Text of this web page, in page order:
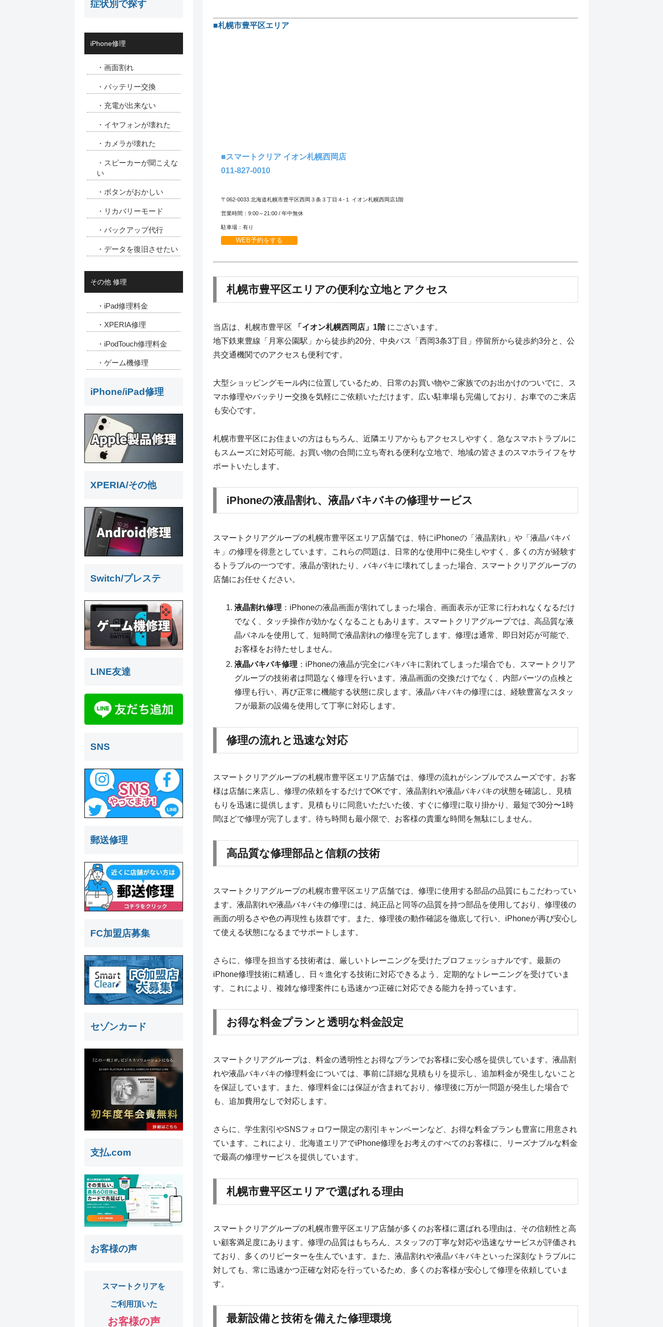
■札幌市豊平区エリア
■スマートクリア イオン札幌西岡店
011-827-0010
〒062-0033 北海道札幌市豊平区西岡３条３丁目４-１ イオン札幌西岡店1階
営業時間：9:00～21:00 / 年中無休
駐車場：有り
WEB予約をする
札幌市豊平区エリアの便利な立地とアクセス
当店は、札幌市豊平区 「イオン札幌西岡店」1階にございます。
地下鉄東豊線「月寒公園駅」から徒歩約20分、中央バス「西岡3条3丁目」停留所から徒歩約3分と、公
共交通機関でのアクセスも便利です。
大型ショッピングモール内に位置しているため、日常のお買い物やご家族でのお出かけのついでに、ス
マホ修理やバッテリー交換を気軽にご依頼いただけます。広い駐車場も完備しており、お車でのご来店
も安心です。
札幌市豊平区にお住まいの方はもちろん、近隣エリアからもアクセスしやすく、急なスマホトラブルに
もスムーズに対応可能。お買い物の合間に立ち寄れる便利な立地で、地域の皆さまのスマホライフをサ
ポートいたします。
iPhoneの液晶割れ、液晶バキバキの修理サービス
スマートクリアグループの札幌市豊平区エリア店舗では、特にiPhoneの「液晶割れ」や「液晶バキバ
キ」の修理を得意としています。これらの問題は、日常的な使用中に発生しやすく、多くの方が経験す
るトラブルの一つです。液晶が割れたり、バキバキに壊れてしまった場合、スマートクリアグループの
店舗にお任せください。
液晶割れ修理 ：iPhoneの液晶画面が割れてしまった場合、画面表示が正常に行われなくなるだけ
でなく、タッチ操作が効かなくなることもあります。スマートクリアグループでは、高品質な液
晶パネルを使用して、短時間で液晶割れの修理を完了します。修理は通常、即日対応が可能で、
お客様をお待たせしません。
液晶バキバキ修理 ：iPhoneの液晶が完全にバキバキに割れてしまった場合でも、スマートクリア
グループの技術者は問題なく修理を行います。液晶画面の交換だけでなく、内部パーツの点検と
修理も行い、再び正常に機能する状態に戻します。液晶バキバキの修理には、経験豊富なスタッ
フが最新の設備を使用して丁寧に対応します。
修理の流れと迅速な対応
スマートクリアグループの札幌市豊平区エリア店舗では、修理の流れがシンプルでスムーズです。お客
様は店舗に来店し、修理の依頼をするだけでOKです。液晶割れや液晶バキバキの状態を確認し、見積
もりを迅速に提供します。見積もりに同意いただいた後、すぐに修理に取り掛かり、最短で30分〜1時
間ほどで修理が完了します。待ち時間も最小限で、お客様の貴重な時間を無駄にしません。
高品質な修理部品と信頼の技術
スマートクリアグループの札幌市豊平区エリア店舗では、修理に使用する部品の品質にもこだわってい
ます。液晶割れや液晶バキバキの修理には、純正品と同等の品質を持つ部品を使用しており、修理後の
画面の明るさや色の再現性も抜群です。また、修理後の動作確認を徹底して行い、iPhoneが再び安心し
て使える状態になるまでサポートします。
さらに、修理を担当する技術者は、厳しいトレーニングを受けたプロフェッショナルです。最新の
iPhone修理技術に精通し、日々進化する技術に対応できるよう、定期的なトレーニングを受けていま
す。これにより、複雑な修理案件にも迅速かつ正確に対応できる能力を持っています。
お得な料金プランと透明な料金設定
スマートクリアグループは、料金の透明性とお得なプランでお客様に安心感を提供しています。液晶割
れや液晶バキバキの修理料金については、事前に詳細な見積もりを提示し、追加料金が発生しないこと
を保証しています。また、修理料金には保証が含まれており、修理後に万が一問題が発生した場合で
も、追加費用なしで対応します。
さらに、学生割引やSNSフォロワー限定の割引キャンペーンなど、お得な料金プランも豊富に用意され
ています。これにより、北海道エリアでiPhone修理をお考えのすべてのお客様に、リーズナブルな料金
で最高の修理サービスを提供しています。
札幌市豊平区エリアで選ばれる理由
スマートクリアグループの札幌市豊平区エリア店舗が多くのお客様に選ばれる理由は、その信頼性と高
い顧客満足度にあります。修理の品質はもちろん、スタッフの丁寧な対応や迅速なサービスが評価され
ており、多くのリピーターを生んでいます。また、液晶割れや液晶バキバキといった深刻なトラブルに
対しても、常に迅速かつ正確な対応を行っているため、多くのお客様が安心して修理を依頼していま
す。
最新設備と技術を備えた修理環境
症状別で探す
iPhone修理
・画面割れ
・バッテリー交換
・充電が出来ない
・イヤフォンが壊れた
・カメラが壊れた
・スピーカーが聞こえな
い
・ボタンがおかしい
・リカバリーモード
・バックアップ代行
・データを復旧させたい
その他 修理
・iPad修理料金
・XPERIA修理
・iPodTouch修理料金
・ゲーム機修理
iPhone/iPad修理
XPERIA/その他
Switch/プレステ
LINE友達
SNS
郵送修理
FC加盟店募集
セゾンカード
支払.com
お客様の声
スマートクリアを
ご利用頂いた
お客様の声